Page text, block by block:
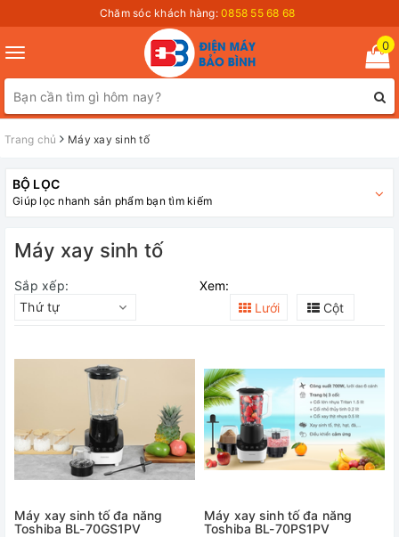
Chăm sóc khách hàng: 0858 55 68 68
Toggle
navigation
0
Trang chủ Máy xay sinh tố
BỘ LỌC
Giúp lọc nhanh sản phẩm bạn tìm kiếm
Máy xay sinh tố
Sắp xếp:
Thứ tự
Xem:
Lưới
Cột
Máy xay sinh tố đa năng
Toshiba BL-70GS1PV
Máy xay sinh tố đa năng
Toshiba BL-70PS1PV